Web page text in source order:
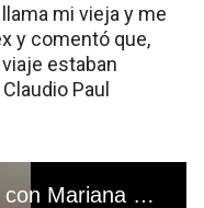
mi vieja y me
y comentó que,
estaban
Paul